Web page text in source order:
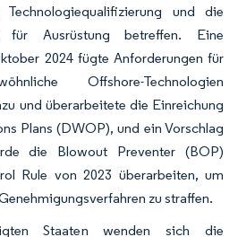
und die
für Ausrüstung betreffen. Eine
2024 fügte Anforderungen für
Offshore-Technologien
und überarbeitete die Einreichung
Plans (DWOP), und ein Vorschlag
die Blowout Preventer (BOP)
Rule von 2023 überarbeiten, um
zu straffen.
Staaten wenden sich die